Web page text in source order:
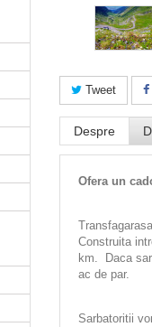
Tweet
Despre
Ofera un
Construita
km. Daca
ac de par.
Sarbatoritii